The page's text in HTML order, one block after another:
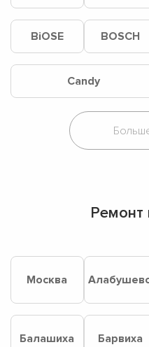
BiOSE BOSCH
Candy
Ремонт
Москва
Балашиха Барвиха